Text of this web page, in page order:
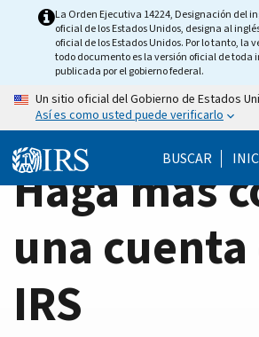
HomeLa Orden Ejecutiva 14224, Designación del
oficial de los Estados Unidos, designa al
oficial de los Estados Unidos. Por lo tanto, la
todo documento es la versión oficial de toda
publicada por el gobierno federal.
Un sitio oficial del Gobierno de Estados
Así es como usted puede verificarlo
BUSCAR
Haga más
una
IRS